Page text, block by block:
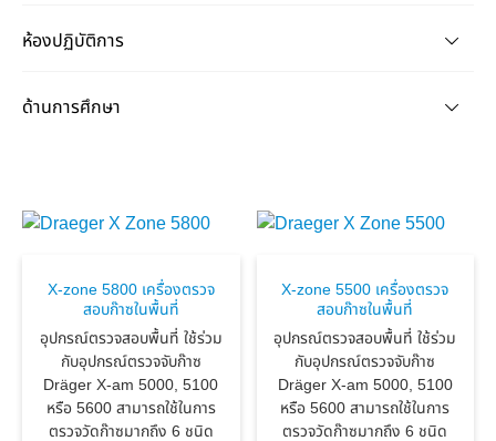
ห้องปฏิบัติการ
ด้านการศึกษา
X-zone 5800 เครื่องตรวจ
สอบก๊าซในพื้นที่
อุปกรณ์ตรวจสอบพื้นที่ ใช้ร่วม
กับอุปกรณ์ตรวจจับก๊าซ
Dräger X-am 5000, 5100
หรือ 5600 สามารถใช้ในการ
ตรวจวัดก๊าซมากถึง 6 ชนิด
X-zone 5500 เครื่องตรวจ
สอบก๊าซในพื้นที่
อุปกรณ์ตรวจสอบพื้นที่ ใช้ร่วม
กับอุปกรณ์ตรวจจับก๊าซ
Dräger X-am 5000, 5100
หรือ 5600 สามารถใช้ในการ
ตรวจวัดก๊าซมากถึง 6 ชนิด